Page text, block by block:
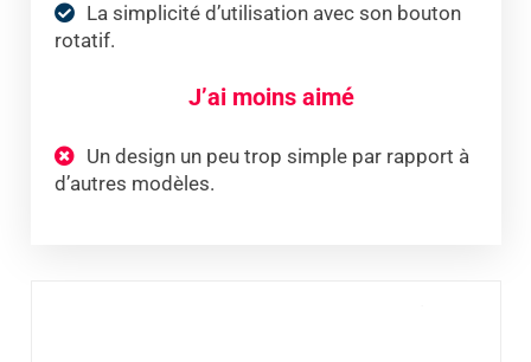
La simplicité d’utilisation avec son bouton
rotatif.
J’ai moins aimé
Un design un peu trop simple par rapport à
d’autres modèles.